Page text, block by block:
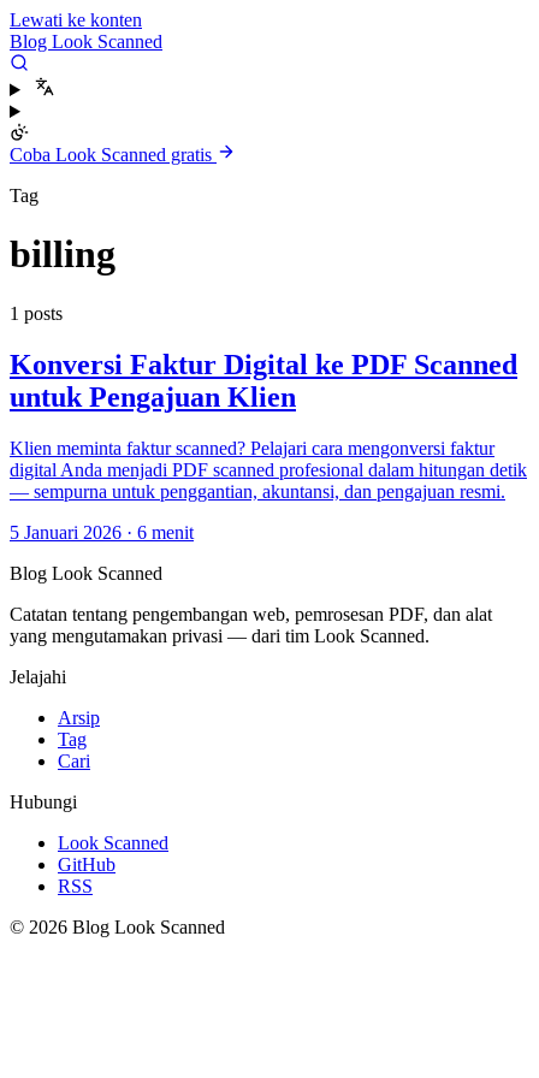
Lewati ke konten
Blog Look Scanned
Coba Look Scanned gratis
Tag
billing
1 posts
Konversi Faktur Digital ke PDF Scanned
untuk Pengajuan Klien
Klien meminta faktur scanned? Pelajari cara mengonversi faktur
digital Anda menjadi PDF scanned profesional dalam hitungan detik
— sempurna untuk penggantian, akuntansi, dan pengajuan resmi.
5 Januari 2026 · 6 menit
Blog Look Scanned
Catatan tentang pengembangan web, pemrosesan PDF, dan alat
yang mengutamakan privasi — dari tim Look Scanned.
Jelajahi
Arsip
Tag
Cari
Hubungi
Look Scanned
GitHub
RSS
© 2026 Blog Look Scanned